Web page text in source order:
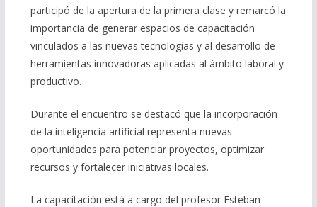
participó de la apertura de la primera clase y remarcó la
importancia de generar espacios de capacitación
vinculados a las nuevas tecnologías y al desarrollo de
herramientas innovadoras aplicadas al ámbito laboral y
productivo.
Durante el encuentro se destacó que la incorporación
de la inteligencia artificial representa nuevas
oportunidades para potenciar proyectos, optimizar
recursos y fortalecer iniciativas locales.
La capacitación está a cargo del profesor Esteban